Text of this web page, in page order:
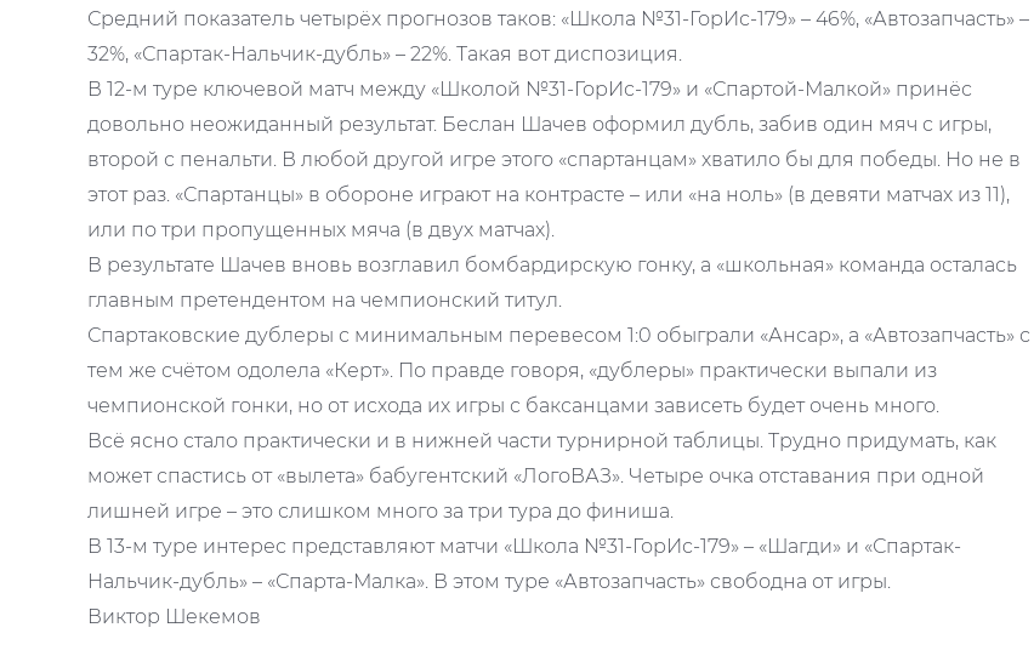
Средний показатель четырёх прогнозов таков: «Школа №31-ГорИс-179» – 46%, «Автозапчасть» –
32%, «Спартак-Нальчик-дубль» – 22%. Такая вот диспозиция.
В 12-м туре ключевой матч между «Школой №31-ГорИс-179» и «Спартой-Малкой» принёс
довольно неожиданный результат. Беслан Шачев оформил дубль, забив один мяч с игры,
второй с пенальти. В любой другой игре этого «спартанцам» хватило бы для победы. Но не в
этот раз. «Спартанцы» в обороне играют на контрасте – или «на ноль» (в девяти матчах из 11),
или по три пропущенных мяча (в двух матчах).
В результате Шачев вновь возглавил бомбардирскую гонку, а «школьная» команда осталась
главным претендентом на чемпионский титул.
Спартаковские дублеры с минимальным перевесом 1:0 обыграли «Ансар», а «Автозапчасть» с
тем же счётом одолела «Керт». По правде говоря, «дублеры» практически выпали из
чемпионской гонки, но от исхода их игры с баксанцами зависеть будет очень много.
Всё ясно стало практически и в нижней части турнирной таблицы. Трудно придумать, как
может спастись от «вылета» бабугентский «ЛогоВАЗ». Четыре очка отставания при одной
лишней игре – это слишком много за три тура до финиша.
В 13-м туре интерес представляют матчи «Школа №31-ГорИс-179» – «Шагди» и «Спартак-
Нальчик-дубль» – «Спарта-Малка». В этом туре «Автозапчасть» свободна от игры.
Виктор Шекемов